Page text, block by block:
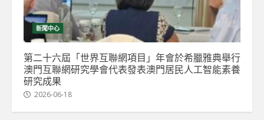
新聞中心
第二十六屆「世界互聯網項目」年會於希臘雅典舉行
澳門互聯網研究學會代表發表澳門居民人工智能素養
研究成果
2026-06-18